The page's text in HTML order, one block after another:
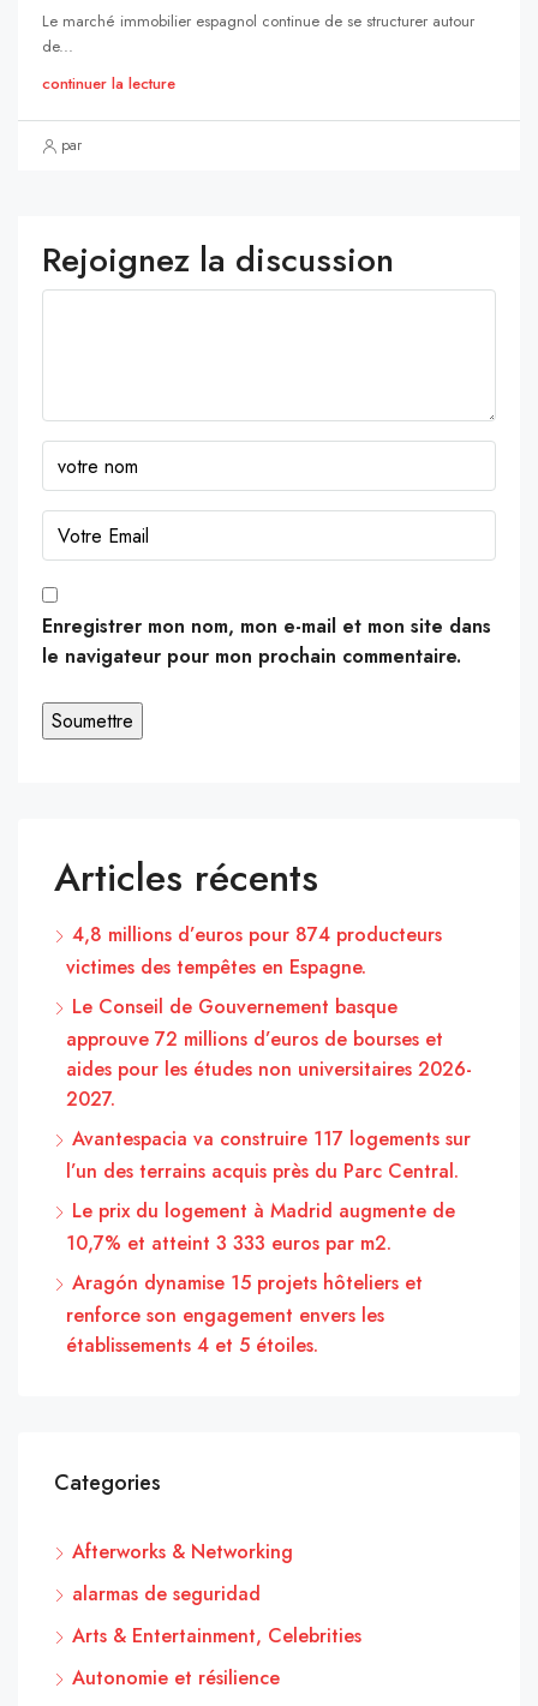
Le marché immobilier espagnol continue de se structurer autour
de...
continuer la lecture
par
Rejoignez la discussion
Enregistrer mon nom, mon e-mail et mon site dans
le navigateur pour mon prochain commentaire.
Articles récents
4,8 millions d’euros pour 874 producteurs
victimes des tempêtes en Espagne.
Le Conseil de Gouvernement basque
approuve 72 millions d’euros de bourses et
aides pour les études non universitaires 2026-
2027.
Avantespacia va construire 117 logements sur
l’un des terrains acquis près du Parc Central.
Le prix du logement à Madrid augmente de
10,7% et atteint 3 333 euros par m2.
Aragón dynamise 15 projets hôteliers et
renforce son engagement envers les
établissements 4 et 5 étoiles.
Categories
Afterworks & Networking
alarmas de seguridad
Arts & Entertainment, Celebrities
Autonomie et résilience